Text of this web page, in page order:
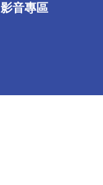
影音專區